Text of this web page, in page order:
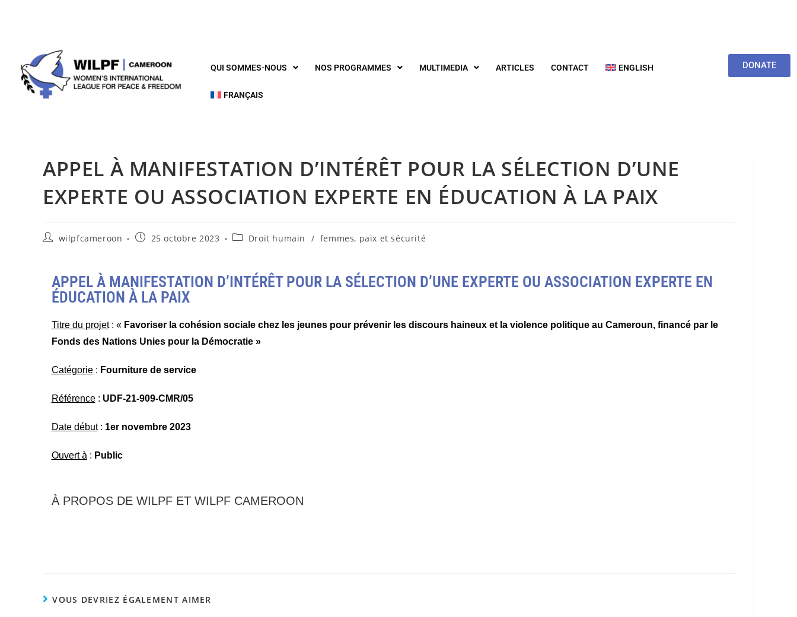
QUI SOMMES-NOUS NOS PROGRAMMES MULTIMEDIA ARTICLES CONTACT ENGLISH
FRANÇAIS
DONATE
APPEL À MANIFESTATION D’INTÉRÊT POUR LA SÉLECTION D’UNE
EXPERTE OU ASSOCIATION EXPERTE EN ÉDUCATION À LA PAIX
wilpfcameroon 25 octobre 2023 Droit humain / femmes, paix et sécurité
APPEL À MANIFESTATION D’INTÉRÊT POUR LA SÉLECTION D’UNE EXPERTE OU ASSOCIATION EXPERTE EN
ÉDUCATION À LA PAIX
Titre du projet: « Favoriser la cohésion sociale chez les jeunes pour prévenir les discours haineux et la violence politique au Cameroun, financé par le
Fonds des Nations Unies pour la Démocratie »
Catégorie: Fourniture de service
Référence: UDF-21-909-CMR/05
Date début: 1er novembre 2023
Ouvert à : Public
À PROPOS DE WILPF ET WILPF CAMEROON
VOUS DEVRIEZ ÉGALEMENT AIMER